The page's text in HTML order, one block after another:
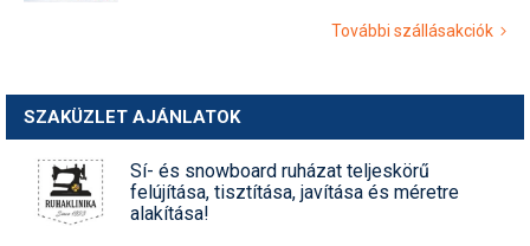
További szállásakciók
SZAKÜZLET AJÁNLATOK
Sí- és snowboard ruházat teljeskörű
felújítása, tisztítása, javítása és méretre
alakítása!